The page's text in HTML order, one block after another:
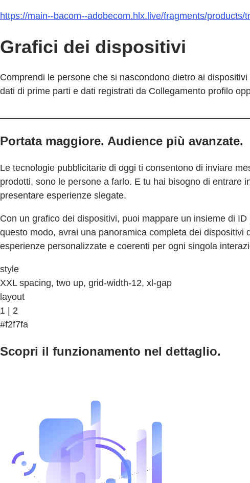
https://main--bacom--adobecom.hlx.live/fragments/
Grafici dei dispositivi
Comprendi le persone che si nascondono dietro ai
dati di prime parti e dati registrati da Collegamento profilo
Portata maggiore. Audience più avanzate.
Le tecnologie pubblicitarie di oggi ti consentono di inviare
prodotti, sono le persone a farlo. E tu hai bisogno di entrare
presentare esperienze slegate.
Con un grafico dei dispositivi, puoi mappare un insieme di
questo modo, avrai una panoramica completa dei
esperienze personalizzate e coerenti per ogni singola
style
XXL spacing, two up, grid-width-12, xl-gap
layout
1 | 2
#f2f7fa
Scopri il funzionamento nel dettaglio.